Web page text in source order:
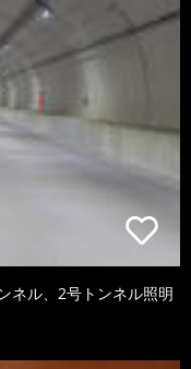
ネル、2号トンネル照明